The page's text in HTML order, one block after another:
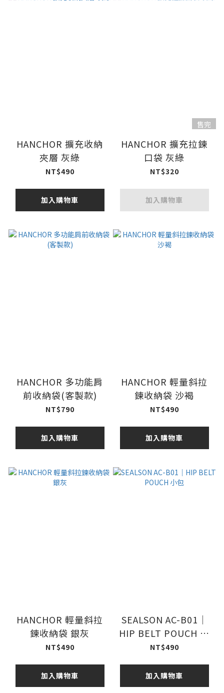
HANCHOR 擴充收納
夾層 灰綠
NT$490
加入購物車
售完
HANCHOR 擴充拉鍊
口袋 灰綠
NT$320
加入購物車
HANCHOR 多功能肩
前收納袋(客製款)
NT$790
加入購物車
HANCHOR 輕量斜拉
鍊收納袋 沙褐
NT$490
加入購物車
HANCHOR 輕量斜拉
鍊收納袋 銀灰
NT$490
加入購物車
SEALSON AC-B01｜
HIP BELT POUCH 小
包
NT$490
加入購物車